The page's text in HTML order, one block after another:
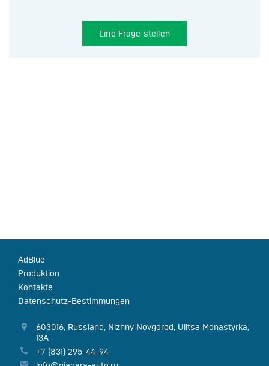
Eine Frage stellen
AdBlue
Produktion
Kontakte
Datenschutz-Bestimmungen
603016, Russland, Nizhny Novgorod, Ulitsa Monastyrka,
13А
+7 (831) 295-44-94